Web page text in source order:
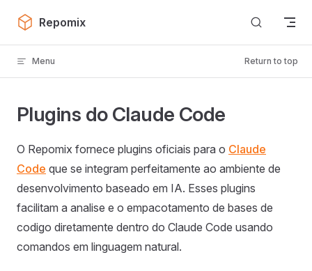
Skip to content
Repomix
Menu Return to top
Plugins do Claude Code
O Repomix fornece plugins oficiais para o Claude
Code que se integram perfeitamente ao ambiente de
desenvolvimento baseado em IA. Esses plugins
facilitam a analise e o empacotamento de bases de
codigo diretamente dentro do Claude Code usando
comandos em linguagem natural.